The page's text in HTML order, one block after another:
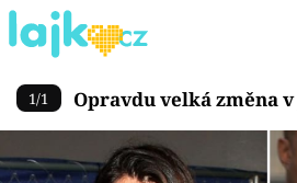
Trendy: KARLOS VÉMOLA
SHOPAHOLICADEL
CLASH OF THE
Opravdu velká
1/1 Opravdu velká změna